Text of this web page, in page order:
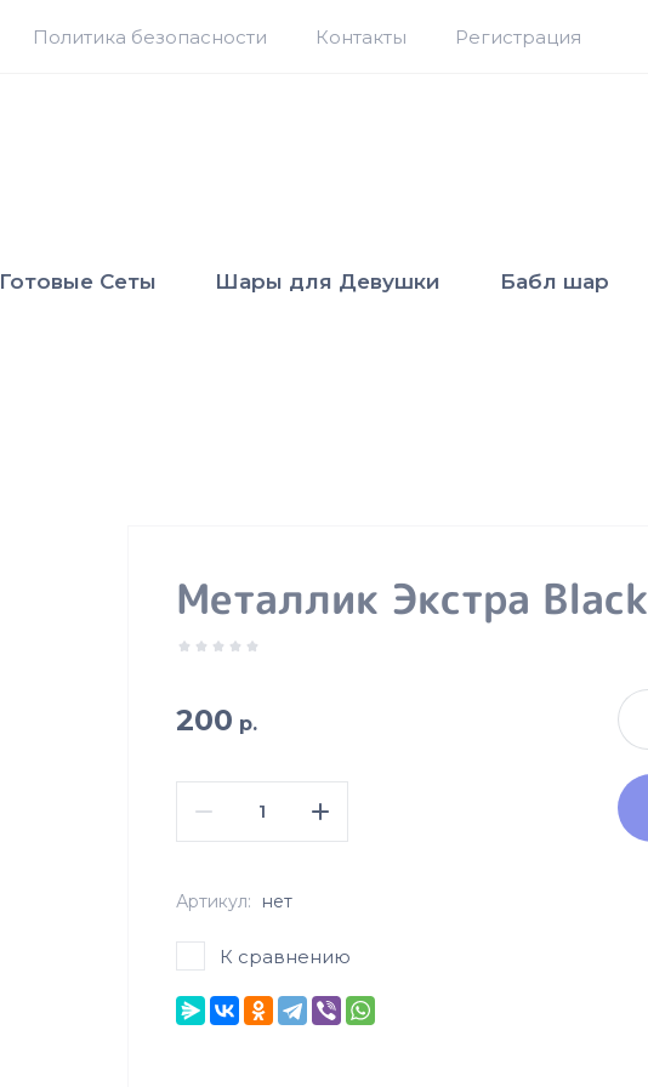
Политика безопасности Контакты Регистрация
Готовые Сеты Шары для Девушки Бабл шар
Металлик Экстра Black
200 р.
Артикул: нет
К сравнению